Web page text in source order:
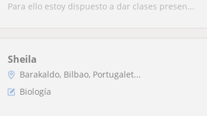
Para ello estoy dispuesto a dar clases presen...
Sheila
Barakaldo, Bilbao, Portugalet...
Biología